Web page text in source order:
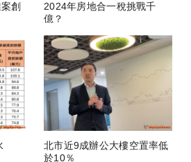
創
2024年房地合一稅挑戰千
億？
北市近9成辦公大樓空置率低
於10％